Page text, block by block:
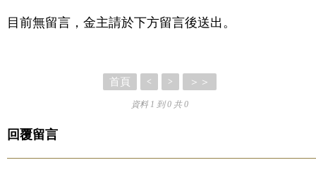
目前無留言，金主請於下方留言後送出。
首頁 < > ＞＞
資料 1 到 0 共 0
回覆留言